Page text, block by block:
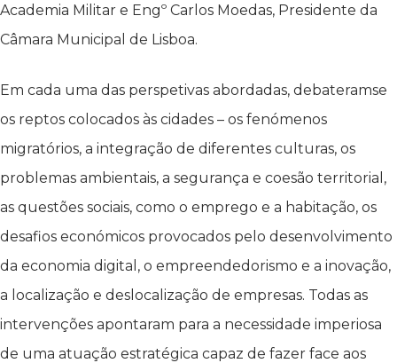
Academia Militar e Engº Carlos Moedas, Presidente da
Câmara Municipal de Lisboa.
Em cada uma das perspetivas abordadas, debateramse
os reptos colocados às cidades – os fenómenos
migratórios, a integração de diferentes culturas, os
problemas ambientais, a segurança e coesão territorial,
as questões sociais, como o emprego e a habitação, os
desafios económicos provocados pelo desenvolvimento
da economia digital, o empreendedorismo e a inovação,
a localização e deslocalização de empresas. Todas as
intervenções apontaram para a necessidade imperiosa
de uma atuação estratégica capaz de fazer face aos